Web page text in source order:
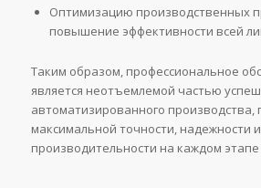
Оптимизацию производственных
повышение эффективности всей
Таким образом, профессиональное
является неотъемлемой частью
автоматизированного производства,
максимальной точности, надежности и
производительности на каждом